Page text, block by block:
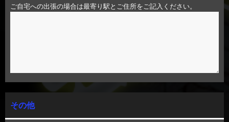
ご自宅への出張の場合は最寄り駅とご住所をご記入ください。
その他